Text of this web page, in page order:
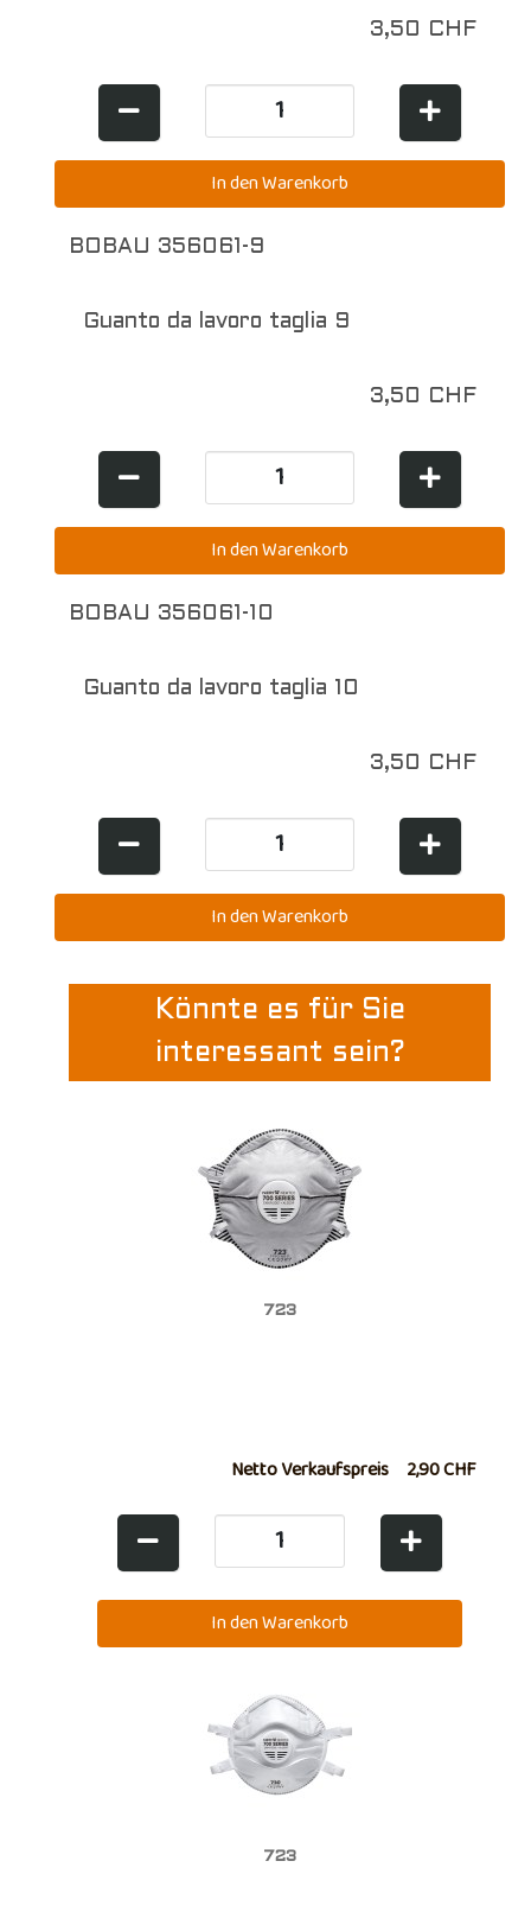
3,50 CHF
BOBAU 356061-9
Guanto da lavoro taglia 9
3,50 CHF
BOBAU 356061-10
Guanto da lavoro taglia 10
3,50 CHF
Könnte es für Sie
interessant sein?
723
Netto Verkaufspreis 2,90 CHF
723